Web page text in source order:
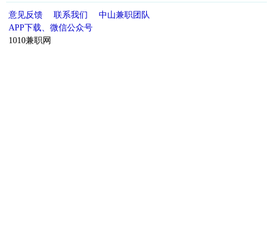
意见反馈 联系我们
中山兼职团队
APP下载、微信公众号
1010兼职网